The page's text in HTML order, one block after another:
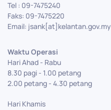
Tel : 09-7475240
Faks: 09-7475220
Email: jsank[at]kelantan.gov.my
Waktu Operasi
Hari Ahad - Rabu
8.30 pagi - 1.00 petang
2.00 petang - 4.30 petang
Hari Khamis